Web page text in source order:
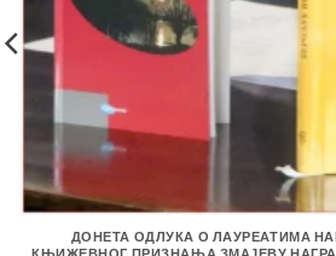
ДОНЕТА ОДЛУКА О ЛАУРЕАТИМА